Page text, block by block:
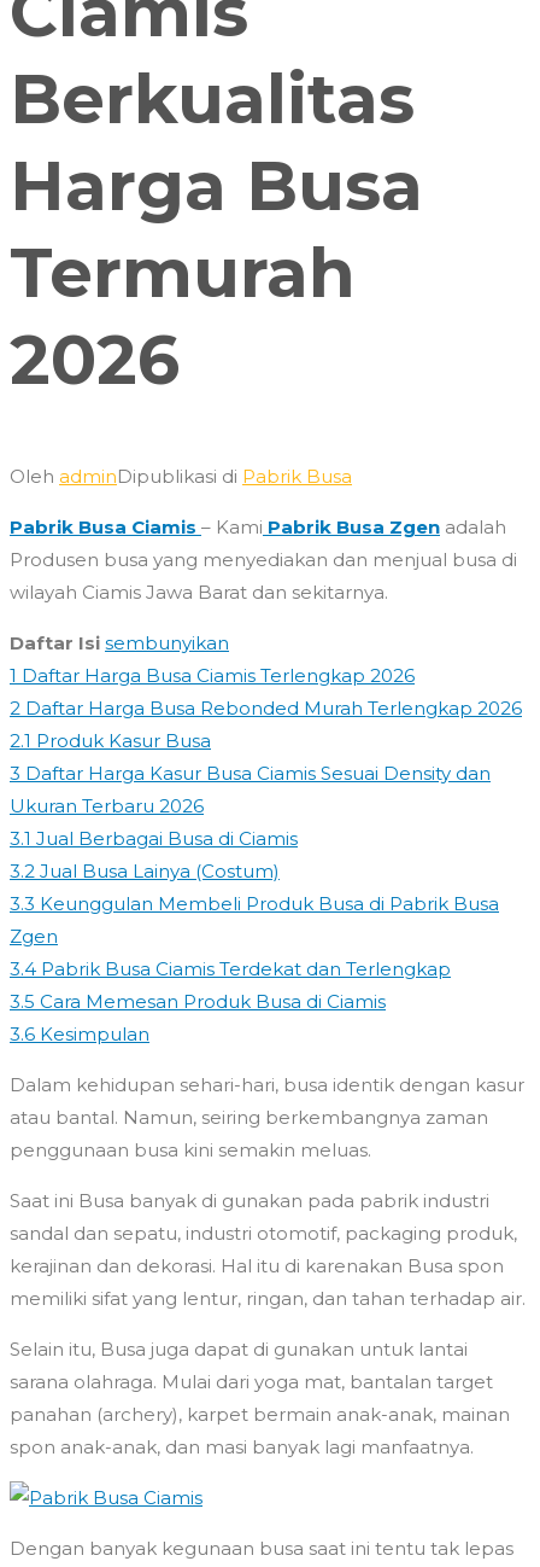
Berkualitas
Harga Busa
Termurah
2026
Oleh adminDipublikasi di Pabrik Busa
Pabrik Busa Ciamis – Kami Pabrik Busa Zgen adalah
Produsen busa yang menyediakan dan menjual busa di
wilayah Ciamis Jawa Barat dan sekitarnya.
Daftar Isi sembunyikan
1 Daftar Harga Busa Ciamis Terlengkap 2026
2 Daftar Harga Busa Rebonded Murah Terlengkap 2026
2.1 Produk Kasur Busa
3 Daftar Harga Kasur Busa Ciamis Sesuai Density dan
Ukuran Terbaru 2026
3.1 Jual Berbagai Busa di Ciamis
3.2 Jual Busa Lainya (Costum)
3.3 Keunggulan Membeli Produk Busa di Pabrik Busa
Zgen
3.4 Pabrik Busa Ciamis Terdekat dan Terlengkap
3.5 Cara Memesan Produk Busa di Ciamis
3.6 Kesimpulan
Dalam kehidupan sehari-hari, busa identik dengan kasur
atau bantal. Namun, seiring berkembangnya zaman
penggunaan busa kini semakin meluas.
Saat ini Busa banyak di gunakan pada pabrik industri
sandal dan sepatu, industri otomotif, packaging produk,
kerajinan dan dekorasi. Hal itu di karenakan Busa spon
memiliki sifat yang lentur, ringan, dan tahan terhadap air.
Selain itu, Busa juga dapat di gunakan untuk lantai
sarana olahraga. Mulai dari yoga mat, bantalan target
panahan (archery), karpet bermain anak-anak, mainan
spon anak-anak, dan masi banyak lagi manfaatnya.
Dengan banyak kegunaan busa saat ini tentu tak lepas